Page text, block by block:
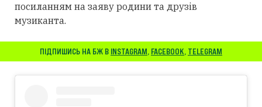
посиланням на заяву родини та друзів
музиканта.
ПІДПИШИСЬ НА БЖ В INSTAGRAM, FACEBOOK, TELEGRAM